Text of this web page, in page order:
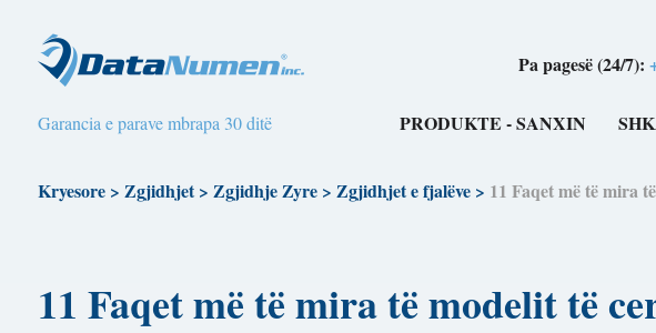
Pa pagesë (24/7):
Garancia e parave mbrapa 30 ditë PRODUKTE - SANXIN
Kryesore> Zgjidhjet> Zgjidhje Zyre> Zgjidhjet e fjalëve> 11 Faqet më të mira
11 Faqet më të mira të modelit të